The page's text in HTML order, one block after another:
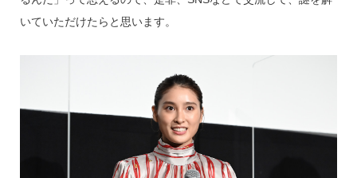
いていただけたらと思います。